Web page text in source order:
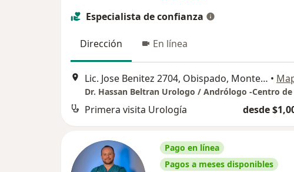
Especialista de confianza
Dirección En línea
Lic. Jose Benitez 2704, Obispado, Monterrey •
Primera visita Urología desde
Pago en línea
Pagos a meses disponibles